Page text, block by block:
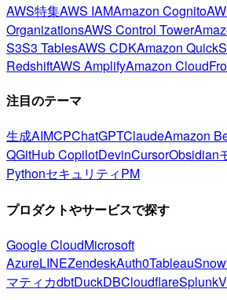
AWS特集AWS IAMAmazon Cognito
OrganizationsAWS Control Tower
S3S3 TablesAWS CDKAmazon
RedshiftAWS AmplifyAmazon
注目のテーマ
生成AIMCPChatGPTClaudeAmazon
QGitHub CopilotDevinCursorObsidian
PythonセキュリティPM
プロダクトやサービスで探す
Google CloudMicrosoft
AzureLINEZendeskAuth0Tableau
マティカdbtDuckDBCloudflareSplunk